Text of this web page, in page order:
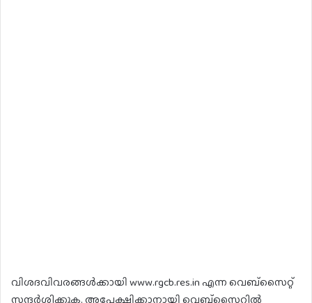
വിശദവിവരങ്ങൾക്കായി www.rgcb.res.in എന്ന വെബ്സൈറ്റ്
സന്ദർശിക്കുക. അപേക്ഷിക്കാനായി വെബ്സൈറ്റിൽ